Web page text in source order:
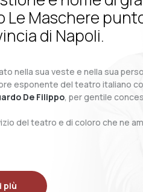
Le Maschere
di Napoli.
nella sua veste e nella sua
esponente del teatro italiano
De Filippo, per gentile
del teatro e di coloro che ne
più